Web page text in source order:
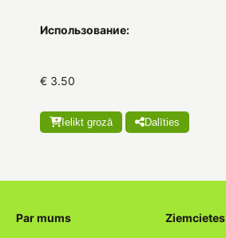
Использование:
€ 3.50
Ielikt grozā Dalīties
Par mums Ziemcietes